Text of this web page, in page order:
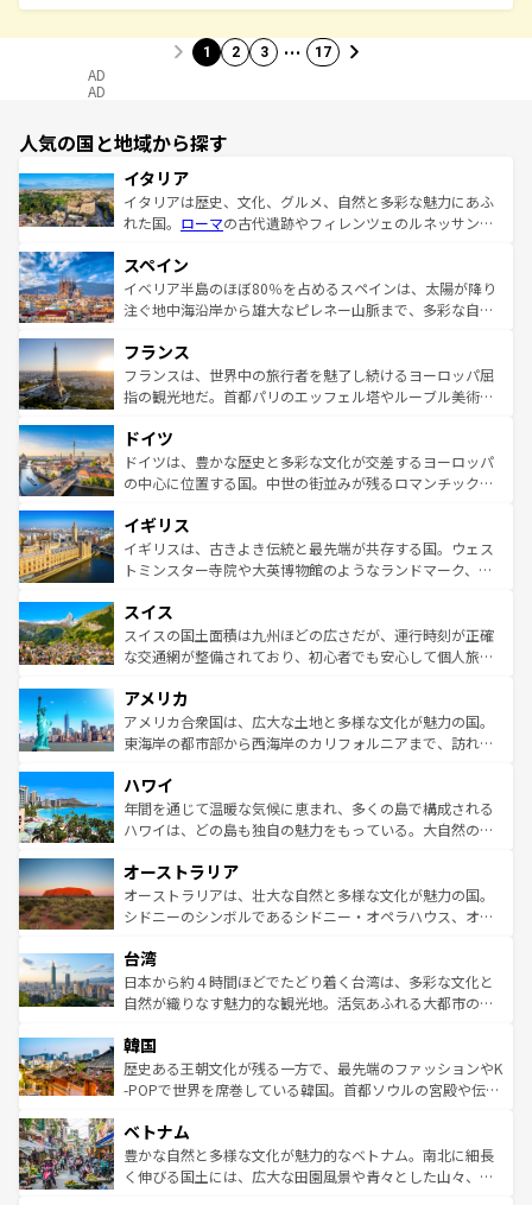
1 2 3 … 17
AD
AD
人気の国と地域から探す
イタリア
イタリアは歴史、文化、グルメ、自然と多彩な魅力にあふ
れた国。 ローマの古代遺跡やフィレンツェのルネッサンス
ろん、トスカーナの美しい田園風景やアマルフィ海岸の絶
景など、自然景観も見逃せない。観光の合間には、本場の
ピザやパスタなど、絶品のイタリア料理を堪能することも
ませてくれるイタリアで、忘れられない旅をしてみよう！
なお、新着のイタリア情報はコンテンツ一覧 を参照してほ
しい。
スペイン
イベリア半島のほぼ80％を占めるスペインは、太陽が降り
注ぐ地中海沿岸から雄大なピレネー山脈まで、多彩な自然
文化が根付くこの国では、情熱的なフラメンコ、熱気あふ
れる闘牛、そして美味しいタパスが生活の一部となってい
る。首都マドリードの洗練された雰囲気や、バルセロナの
の城塞都市、穏やかなビーチリゾートまで多彩な表情を見
せる。地方によって風土や気候が異なるスペインはその個
性で訪れる人を魅了する。 なお、新着のスペイン情報はコ
フランス
フランスは、世界中の旅行者を魅了し続けるヨーロッパ屈
指の観光地だ。首都パリのエッフェル塔やルーブル美術館
で、幅広い魅力が詰まっている。華麗な宮殿、歴史的な大
聖堂、美しいビーチ、そして豊かな自然が、訪れる者を心
から魅了する。また、フランスは美食の国としても知ら
いる。シャンパンの発祥地であるランス、プロヴァンスの
香り高いラベンダー畑など、多彩な楽しみ方が可能だ。さ
らに、パリ以外の地域にも魅力が溢れており、どの街角に
れる地方に足を運ぶとそれぞれで全く異なる文化を体験で
きるだろう。 なお、新着のフランス情報はコンテンツ一覧
を参照してほしい。
ドイツ
ドイツは、豊かな歴史と多彩な文化が交差するヨーロッパ
の中心に位置する国。中世の街並みが残るロマンチック街
顔を持つこの国は、どこを歩いても飽きることがない。ベ
ルリンの文化的活気、バイエルン州のアルプスの絶景、そ
してライン川沿いのワイン畑といった風景は必見。ビール
は、お酒好きな人にはぜひ体験してほしい。 なお、新着の
ドイツ情報はコンテンツ一覧を参照してほしい。
イギリス
イギリスは、古きよき伝統と最先端が共存する国。ウェス
トミンスター寺院や大英博物館のようなランドマーク、歴
リアごとに異なる魅力がある。また、優雅なアフタヌーン
ティー、ビール好きにはたまらない英国パブ、サッカー観
戦など、本場だからこそできる体験も豊富。イギリスを旅
ンツ一覧を参照してほしい。
スイス
スイスの国土面積は九州ほどの広さだが、運行時刻が正確
な交通網が整備されており、初心者でも安心して個人旅行
の建物がそのまま残る町や、スイスならではのユニークな
博物館もあり、アルプス観光だけでなく町歩きも満喫する
ことができる。国民の所得が高いため物価も高いが、旅行
ば市内交通費無料で観光を楽しむこともできる。 なお、新
着のスイス情報はコンテンツ一覧 を参照してほしい。
アメリカ
アメリカ合衆国は、広大な土地と多様な文化が魅力の国。
東海岸の都市部から西海岸のカリフォルニアまで、訪れる
のような巨大都市は、観光、ショッピング、エンターテイ
ンメントが詰まった刺激的なスポットだ。一方、アメリカ
西部には大自然が広がり、グランドキャニオンやイエロー
部のニューオーリンズでは、音楽と美食が融合した独特の
文化が魅力。旅行者はアメリカの各地域で異なる魅力を楽
しみながら、その多様性と豊かな歴史を感じることができ
ならではの贅沢な旅のスタイルだ。 なお、新着のアメリカ
情報はコンテンツ一覧を参照してほしい。
ハワイ
年間を通じて温暖な気候に恵まれ、多くの島で構成される
ハワイは、どの島も独自の魅力をもっている。大自然の神
ワイ島は見逃せない。また、定番の観光地といえばオアフ
島だが、静かな自然を求めるならマウイ島やカウアイ島が
おすすめ。エメラルドグリーンに輝く海をはじめ、豊かな
れるおもてなしの心で訪れる人々を迎えてくれるハワイの
人々、おいしいローカルフードやハワイアンミュージッ
ク、伝統的なフラダンスなど、すべてがハワイの魅力を彩
ワイを、存分に味わってほしい。 なお、新着のハワイ情報
はコンテンツ一覧を参照してほしい。
オーストラリア
オーストラリアは、壮大な自然と多様な文化が魅力の国。
シドニーのシンボルであるシドニー・オペラハウス、オー
リアリーフや大陸中央部にそびえるウルル（エアーズロッ
ク）、タスマニアの美しい原生林やケアンズの熱帯雨林な
ど、見どころがたくさん。また、カフェやワイン、オージ
いる。アクティビティも充実しており、サーフィンやダイ
ビング、ハイキングなど、アウトドア好きにはたまらな
い。オーストラリアの多彩な魅力を存分に味わいつくそ
参照してほしい。
台湾
日本から約４時間ほどでたどり着く台湾は、多彩な文化と
自然が織りなす魅力的な観光地。活気あふれる大都市の台
ン）、静ひつな山岳地帯である台湾東部など、都市の喧騒
と山間の静けさが共存しており、訪れる人に新しい発見と
驚きをもたらしてくれる。また、奥深い台湾の食文化も魅
容にもいいと評判のスイーツなど、バラエティ豊かな料理
が味わえる。 なお、新着の台湾情報は コンテンツ一覧を参
照してほしい。
韓国
歴史ある王朝文化が残る一方で、最先端のファッションやK
-POPで世界を席巻している韓国。首都ソウルの宮殿や伝統
き、地方に足を延ばせば四季折々の自然美を楽しむことが
できる。そして、キムチや焼肉、絶品のストリートフード
まで、さまざまな韓国料理が待っている。夜には、韓国な
ベトナム
豊かな自然と多様な文化が魅力的なベトナム。南北に細長
く伸びる国土には、広大な田園風景や青々とした山々、世